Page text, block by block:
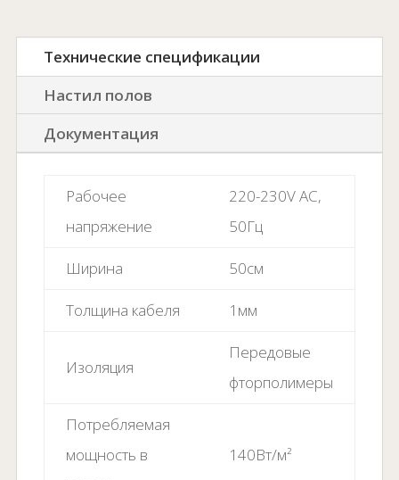
Технические спецификации
Настил полов
Документация
Рабочее
напряжение
220-230V AC,
50Гц
Ширина 50см
Толщина кабеля 1мм
Изоляция
Передовые
фторполимеры
Потребляемая
мощность в
140Вт/м²